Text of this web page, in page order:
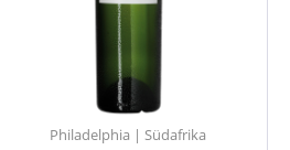
Philadelphia | Südafrika